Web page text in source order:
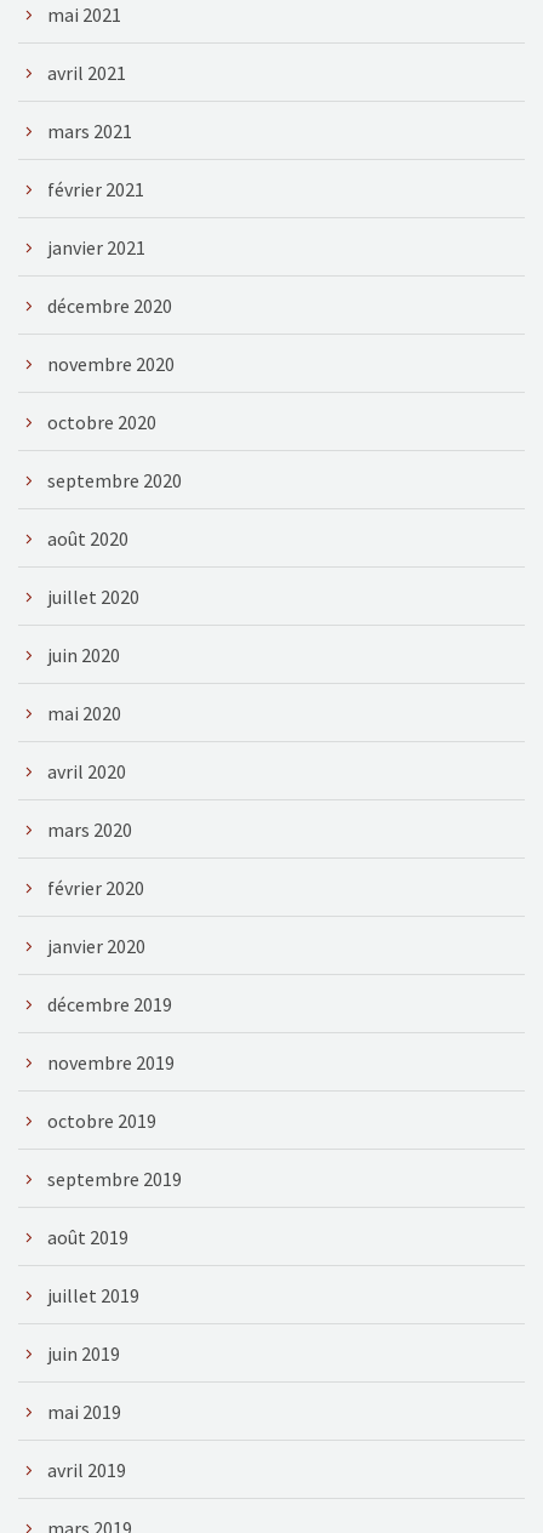
mai 2021
avril 2021
mars 2021
février 2021
janvier 2021
décembre 2020
novembre 2020
octobre 2020
septembre 2020
août 2020
juillet 2020
juin 2020
mai 2020
avril 2020
mars 2020
février 2020
janvier 2020
décembre 2019
novembre 2019
octobre 2019
septembre 2019
août 2019
juillet 2019
juin 2019
mai 2019
avril 2019
mars 2019